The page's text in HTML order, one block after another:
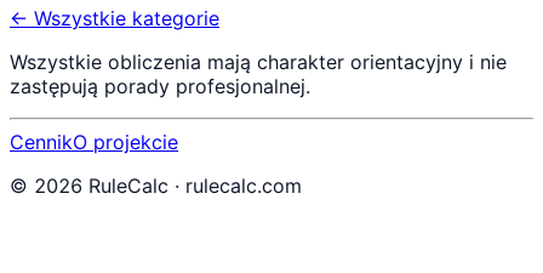
← Wszystkie kategorie
Wszystkie obliczenia mają charakter orientacyjny i nie
zastępują porady profesjonalnej.
CennikO projekcie
© 2026 RuleCalc · rulecalc.com